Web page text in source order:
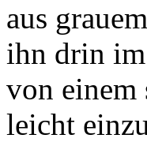
aus
ihn drin
von einem
leicht